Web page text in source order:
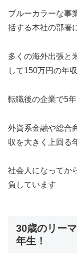
ブルーカラーな事
括する本社の部署
多くの海外出張と
して150万円の年
転職後の企業で5
外資系金融や総合
収を大きく上回る
社会人になってか
負しています
30歳のリー
年生！